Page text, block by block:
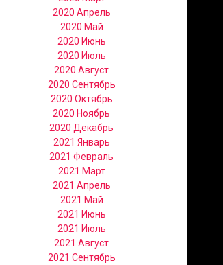
2020 Апрель
2020 Май
2020 Июнь
2020 Июль
2020 Август
2020 Сентябрь
2020 Октябрь
2020 Ноябрь
2020 Декабрь
2021 Январь
2021 Февраль
2021 Март
2021 Апрель
2021 Май
2021 Июнь
2021 Июль
2021 Август
2021 Сентябрь